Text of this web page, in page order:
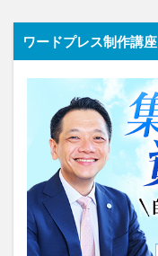
ワードプレス制作講座